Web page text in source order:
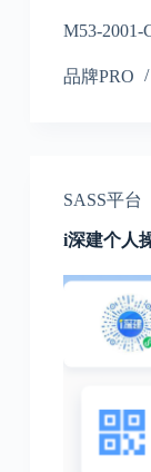
M53-
品牌PRO
SASS平台
i深建个人